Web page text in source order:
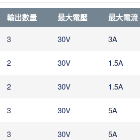
輸出數量 最大電壓 最大電流
3 30V 3A
2 30V 1.5A
2 30V 1.5A
3 30V 5A
3 30V 5A